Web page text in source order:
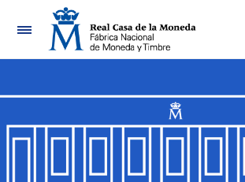
Navegación
Mostrar/Ocultar